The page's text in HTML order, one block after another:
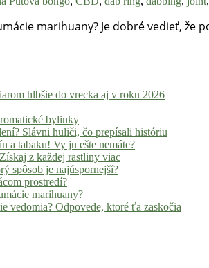
marihuany? Je dobré vedieť,
hlbšie do vrecka aj v roku 2026
bylinky
Slávni huliči, čo prepísali históriu
a tabaku! Vy ju ešte nemáte?
z každej rastliny viac
spôsob je najúspornejší?
prostredí?
marihuany?
vedomia? Odpovede, ktoré ťa zaskočia